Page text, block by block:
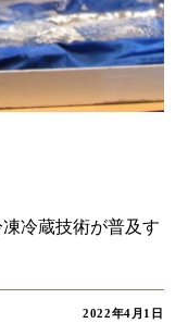
冷蔵技術が普及す
2022年4月1日